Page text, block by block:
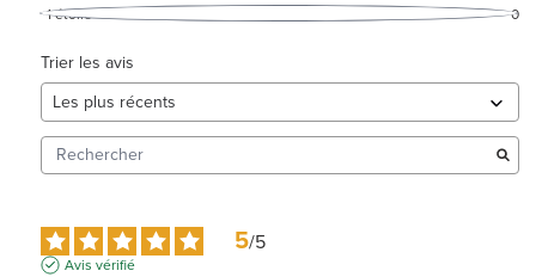
1étoile 0
Trier les avis
5/5
Avis vérifié